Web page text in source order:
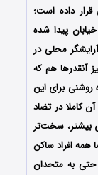
داده است؛
پیدا شده
محلی در
آنقدرها هم که
برای این
کاملا در تضاد
بیشتر، سخت‌تر
همه افراد ساکن
حتی به متحدان